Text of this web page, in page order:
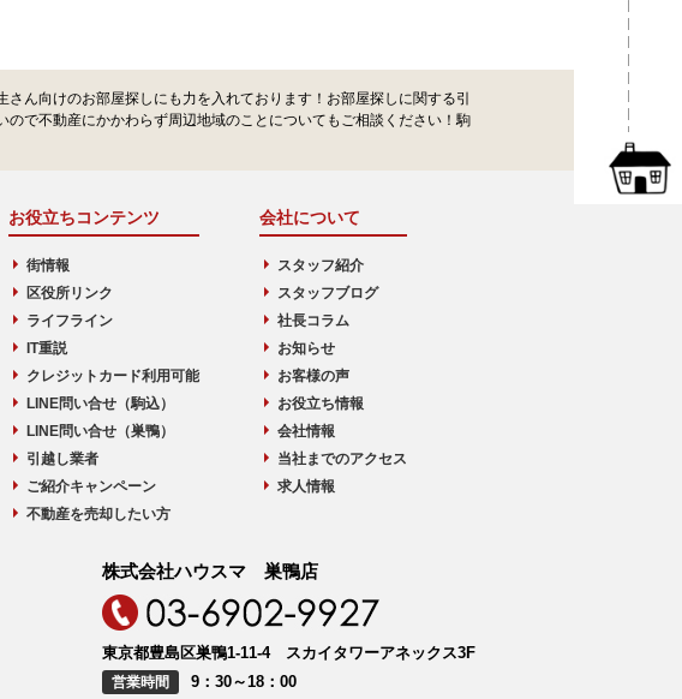
ん向けのお部屋探しにも力を入れております！お部屋探しに関する引
で不動産にかかわらず周辺地域のことについてもご相談ください！駒
お役立ちコンテンツ
街情報
区役所リンク
ライフライン
IT重説
クレジットカード利用可能
LINE問い合せ（駒込）
LINE問い合せ（巣鴨）
引越し業者
ご紹介キャンペーン
不動産を売却したい方
会社について
スタッフ紹介
スタッフブログ
社長コラム
お知らせ
お客様の声
お役立ち情報
会社情報
当社までのアクセス
求人情報
株式会社ハウスマ 巣鴨店
東京都豊島区巣鴨1-11-4 スカイタワーアネックス3F
営業時間 9：30～18：00